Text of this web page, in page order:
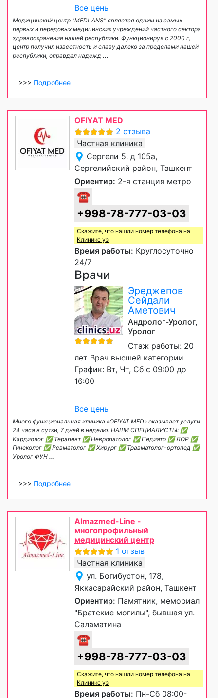
Все цены
Медицинский центр "MEDLANS" является одним из самых
первых и передовых медицинских учреждений частного сектора
здравоохранения нашей республики. Функционируя с 2000 г,
центр получил известность и славу далеко за пределами нашей
республики, оправдал надежд ...
>>> Подробнее
OFIYAT MED
2 отзыва
Частная клиника
Сергели 5, д 105а,
Сергелийский район, Ташкент
Ориентир: 2-я станция метро
☎
+998-78-777-03-03
Скажите, что нашли номер телефона на
Клиникс уз
Время работы: Круглосуточно
24/7
Врачи
Эреджепов
Сейдали
Аметович
Андролог-Уролог,
Уролог
Стаж работы: 20
лет Врач высшей категории
График: Вт, Чт, Сб с 09:00 до
16:00
Все цены
Много функциональная клиника «OFIYAT MED» оказывает услуги
24 часа в сутки, 7 дней в неделю. НАШИ СПЕЦИАЛИСТЫ: ✅
Кардиолог ✅ Терапевт ✅ Невропатолог ✅ Педиатр ✅ ЛОР ✅
Гинеколог ✅ Ревматолог ✅ Хирург ✅ Травматолог-ортопед ✅
Уролог ФУН ...
>>> Подробнее
Almazmed-Line -
многопрофильный
медицинский центр
1 отзыв
Частная клиника
ул. Богибустон, 178,
Яккасарайский район, Ташкент
Ориентир: Памятник, мемориал
"Братские могилы", бывшая ул.
Саламатина
☎
+998-78-777-03-03
Скажите, что нашли номер телефона на
Клиникс уз
Время работы: Пн-Сб 08:00-